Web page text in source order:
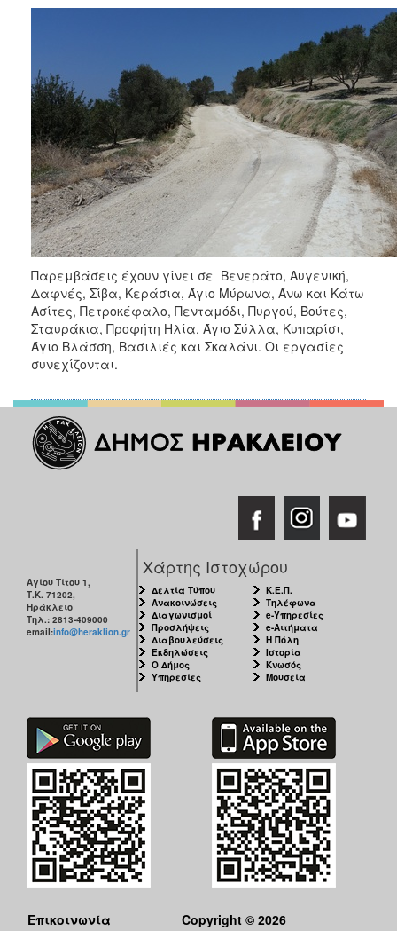
Παρεμβάσεις έχουν γίνει σε Βενεράτο, Αυγενική,
Δαφνές, Σίβα, Κεράσια, Άγιο Μύρωνα, Άνω και Κάτω
Ασίτες, Πετροκέφαλο, Πενταμόδι, Πυργού, Βούτες,
Σταυράκια, Προφήτη Ηλία, Άγιο Σύλλα, Κυπαρίσι,
Άγιο Βλάσση, Βασιλιές και Σκαλάνι. Οι εργασίες
συνεχίζονται.
Αγίου Τίτου 1,
Τ.Κ. 71202,
Ηράκλειο
Τηλ.: 2813-409000
email:info@heraklion.gr
Χάρτης Ιστοχώρου
Δελτία Τύπου
Ανακοινώσεις
Διαγωνισμοί
Προσλήψεις
Διαβουλεύσεις
Εκδηλώσεις
Ο Δήμος
Υπηρεσίες
Κ.Ε.Π.
Τηλέφωνα
e-Υπηρεσίες
e-Αιτήματα
Η Πόλη
Ιστορία
Κνωσός
Μουσεία
Επικοινωνία
Copyright © 2026